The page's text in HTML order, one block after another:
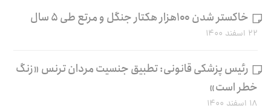
خاکستر شدن ۱۰۰هزار هکتار جنگل و مرتع طی ۵ سال
۲۲ اسفند ۱۴۰۰
رئیس پزشکی قانونی: تطبیق جنسیت مردان ترنس «زنگ
خطر است»
۱۸ اسفند ۱۴۰۰